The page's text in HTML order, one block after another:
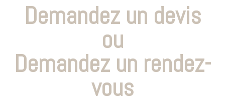
Demandez un devis
ou
Demandez un rendez-
vous